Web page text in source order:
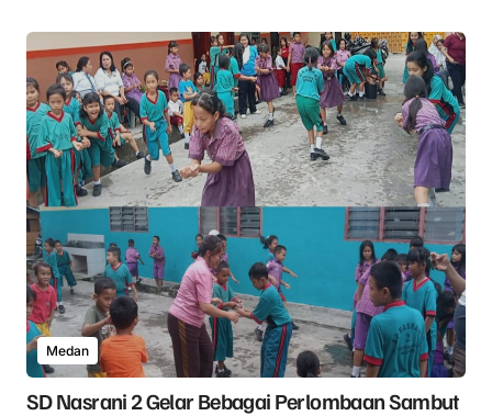
Medan
SD Nasrani 2 Gelar Bebagai Perlombaan Sambut